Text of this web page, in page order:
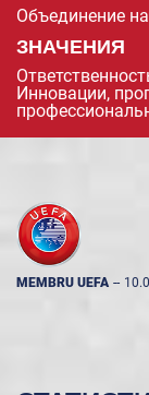
Объединение
ЗНАЧЕНИЯ
Инновации,
MEMBRU UEFA --